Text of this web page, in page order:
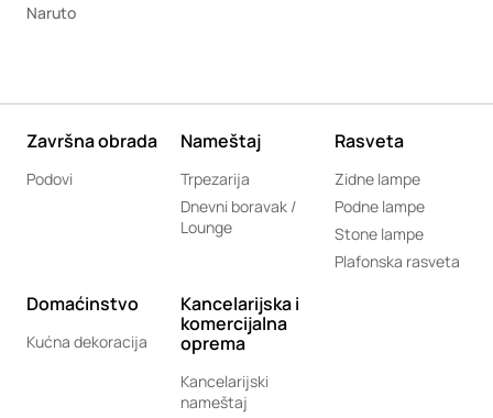
Naruto
Završna obrada
Podovi
Nameštaj
Trpezarija
Dnevni boravak /
Lounge
Rasveta
Zidne lampe
Podne lampe
Stone lampe
Plafonska rasveta
Domaćinstvo
Kućna dekoracija
Kancelarijska i
komercijalna
oprema
Kancelarijski
nameštaj